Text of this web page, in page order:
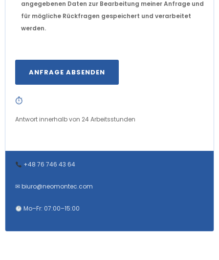
angegebenen Daten zur Bearbeitung meiner Anfrage und
für mögliche Rückfragen gespeichert und verarbeitet
werden.
⏱
Antwort innerhalb von 24 Arbeitsstunden
+48 76 746 43 64
✉biuro@neomontec.com
Mo–Fr: 07:00–15:00